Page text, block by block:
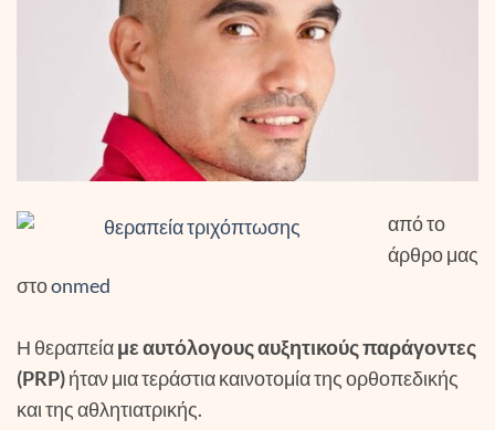
από το
άρθρο μας
στοonmed
Η θεραπείαμε αυτόλογους αυξητικούς παράγοντες
(PRP)ήταν μια τεράστια καινοτομία της ορθοπεδικής
και της αθλητιατρικής.